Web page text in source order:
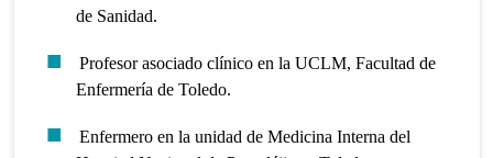
de Sanidad.
Profesor asociado clínico en la UCLM, Facultad de
Enfermería de Toledo.
Enfermero en la unidad de Medicina Interna del